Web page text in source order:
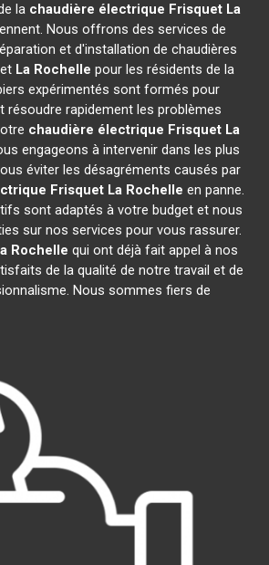
la chaudière électrique Frisquet La
Nous offrons des services de
et d'installation de chaudières
La Rochelle pour les résidents de la
expérimentés sont formés pour
résoudre rapidement les problèmes
chaudière électrique Frisquet La
engageons à intervenir dans les plus
éviter les désagréments causés par
Frisquet La Rochelle en panne.
sont adaptés à votre budget et nous
sur nos services pour vous rassurer.
Rochelle qui ont déjà fait appel à nos
de la qualité de notre travail et de
Nous sommes fiers de